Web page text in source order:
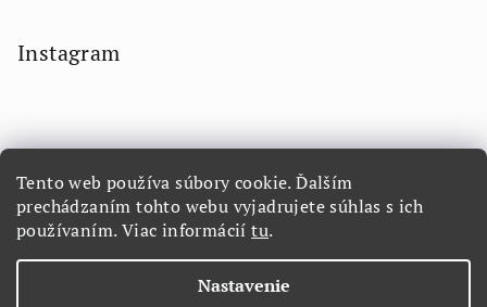
Tento web používa súbory cookie. Ďalším
prechádzaním tohto webu vyjadrujete súhlas s ich
používaním. Viac informáciítu.
Nastavenie
Instagram
Sledovať na Instagrame